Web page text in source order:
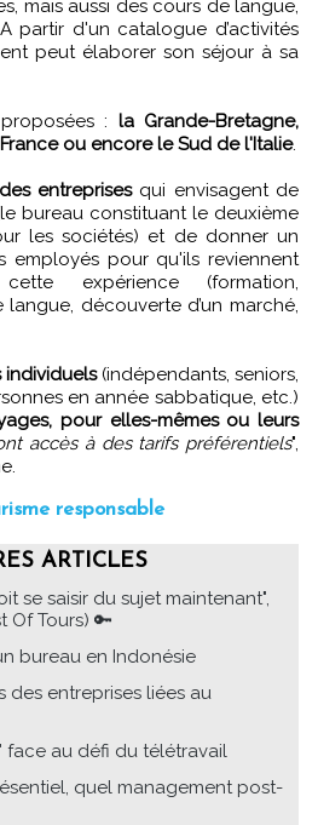
mais aussi des cours de langue,
partir d'un catalogue d’activités
peut élaborer son séjour à sa
: la Grande-Bretagne,
ou encore le Sud de l'Italie.
des entreprisesqui envisagent de
bureau constituant le deuxième
les sociétés) et de donner un
pour qu'ils reviennent
expérience (formation,
langue, découverte d’un marché,
individuels(indépendants, seniors,
en année sabbatique, etc.)
pour elles-mêmes ou leurs
accès à des tarifs préférentiels",
responsable
ARTICLES
se saisir du sujet maintenant",
Of Tours) 🔑
bureau en Indonésie
des entreprises liées au
face au défi du télétravail
quel management post-